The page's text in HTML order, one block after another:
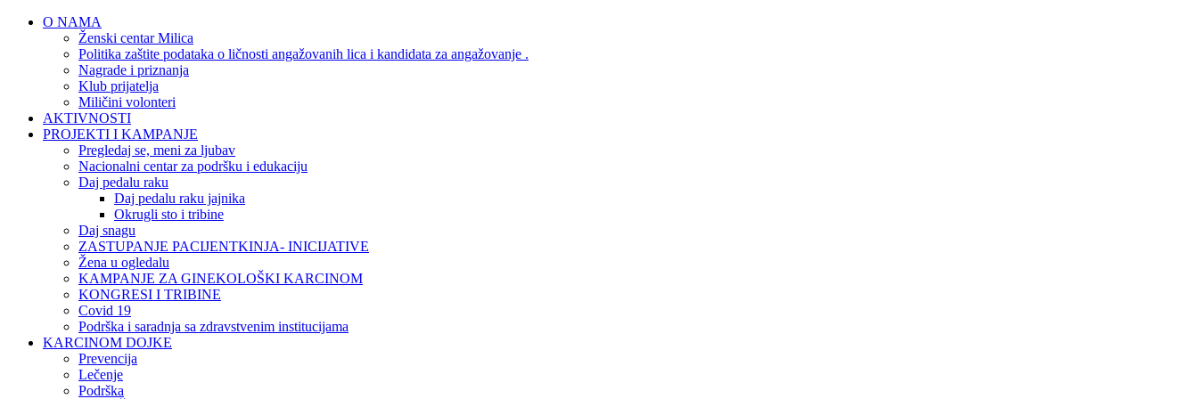
O NAMA
Ženski centar Milica
Politika zaštite podataka o ličnosti angažovanih lica i kandidata za angažovanje .
Nagrade i priznanja
Klub prijatelja
Miličini volonteri
AKTIVNOSTI
PROJEKTI I KAMPANJE
Pregledaj se, meni za ljubav
Nacionalni centar za podršku i edukaciju
Daj pedalu raku
Daj pedalu raku jajnika
Okrugli sto i tribine
Daj snagu
ZASTUPANJE PACIJENTKINJA- INICIJATIVE
Žena u ogledalu
KAMPANJE ZA GINEKOLOŠKI KARCINOM
KONGRESI I TRIBINE
Covid 19
Podrška i saradnja sa zdravstvenim institucijama
KARCINOM DOJKE
Prevencija
Lečenje
Podrška